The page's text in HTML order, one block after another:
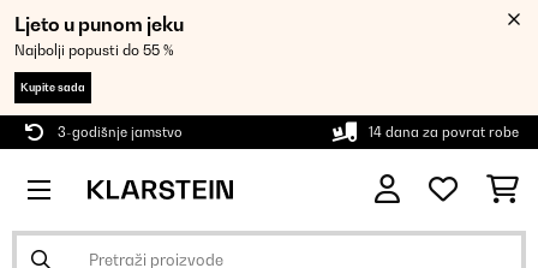
Ljeto u punom jeku
Najbolji popusti do 55 %
Kupite sada
3-godišnje jamstvo 14 dana za povrat robe